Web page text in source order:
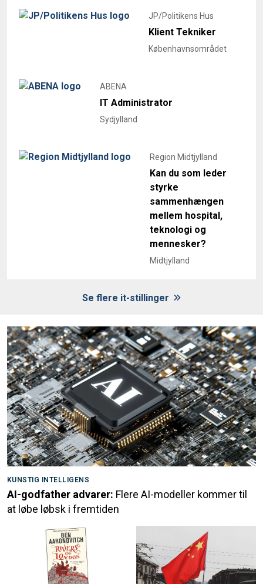
JP/Politikens Hus
Klient Tekniker
Københavnsområdet
ABENA
IT Administrator
Sydjylland
Region Midtjylland
Kan du som leder
styrke
sammenhængen
mellem hospital,
teknologi og
mennesker?
Midtjylland
Se flere it-stillinger
KUNSTIG INTELLIGENS
AI-godfather advarer: Flere AI-modeller kommer til
at løbe løbsk i fremtiden